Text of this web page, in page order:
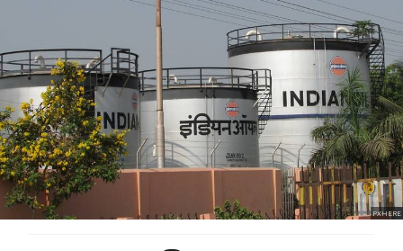
PXHERE